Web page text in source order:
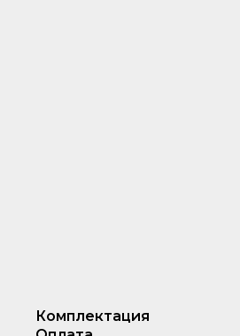
Комплектация